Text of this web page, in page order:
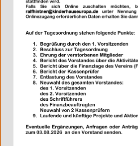
erste Weihnachtstouren...
Der erste von 3 geplanten
im November. Es waren eigentlich 2
November 2017